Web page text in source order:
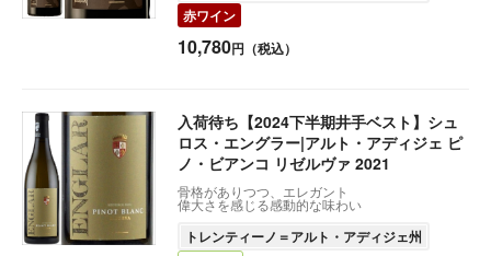
赤ワイン
10,780円（税込）
入荷待ち【2024下半期井手ベスト】シュ
ロス・エングラー|アルト・アディジェ ピ
ノ・ビアンコ リゼルヴァ 2021
骨格がありつつ、エレガント
偉大さを感じる感動的な味わい
トレンティーノ＝アルト・アディジェ州